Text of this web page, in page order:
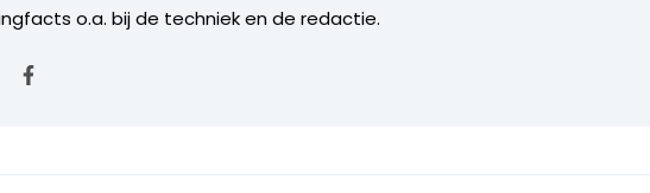
o.a. bij de techniek en de redactie.